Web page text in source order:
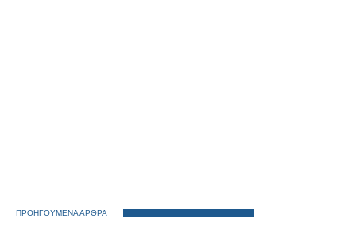
ΠΡΟΗΓΟΥΜΕΝΑ ΑΡΘΡΑ